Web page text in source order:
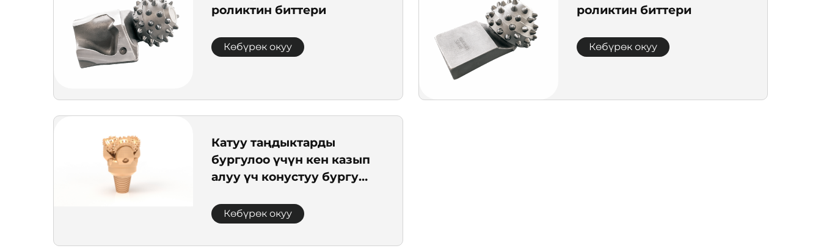
роликтин биттери
Көбүрөк окуу
роликтин биттери
Көбүрөк окуу
Катуу таңдыктарды
бургулоо үчүн кен казып
алуу үч конустуу бургу
конустуу баш
Көбүрөк окуу